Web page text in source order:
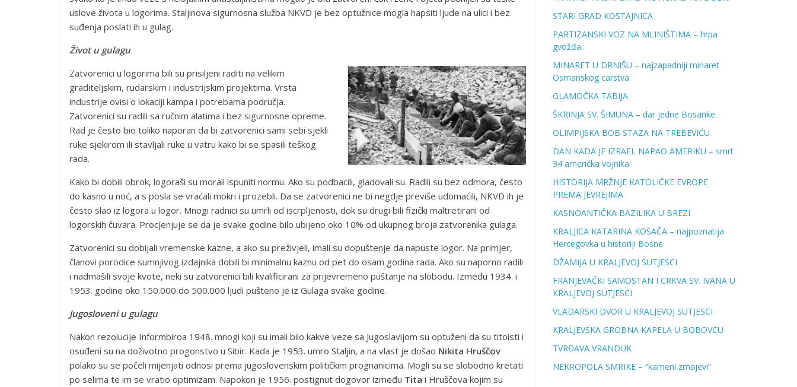
uslove života u logorima. Staljinova sigurnosna služba NKVD je bez optužnice mogla hapsiti ljude na ulici i bez
suđenja poslati ih u gulag.
Život u gulagu
Zatvorenici u logorima bili su prisiljeni raditi na velikim
graditeljskim, rudarskim i industrijskim projektima. Vrsta
industrije ovisi o lokaciji kampa i potrebama područja.
Zatvorenici su radili sa ručnim alatima i bez sigurnosne opreme.
Rad je često bio toliko naporan da bi zatvorenici sami sebi sjekli
ruke sjekirom ili stavljali ruke u vatru kako bi se spasili teškog
rada.
Kako bi dobili obrok, logoraši su morali ispuniti normu. Ako su podbacili, gladovali su. Radili su bez odmora, često
do kasno u noć, a s posla se vraćali mokri i prozebli. Da se zatvorenici ne bi negdje previše udomaćili, NKVD ih je
često slao iz logora u logor. Mnogi radnici su umrli od iscrpljenosti, dok su drugi bili fizički maltretirani od
logorskih čuvara. Procjenjuje se da je svake godine bilo ubijeno oko 10% od ukupnog broja zatvorenika gulaga.
Zatvorenici su dobijali vremenske kazne, a ako su preživjeli, imali su dopuštenje da napuste logor. Na primjer,
članovi porodice sumnjivog izdajnika dobili bi minimalnu kaznu od pet do osam godina rada. Ako su naporno radili
i nadmašili svoje kvote, neki su zatvorenici bili kvalificirani za prijevremeno puštanje na slobodu. Između 1934. i
1953. godine oko 150.000 do 500.000 ljudi pušteno je iz Gulaga svake godine.
Jugosloveni u gulagu
Nakon rezolucije Informbiroa 1948. mnogi koji su imali bilo kakve veze sa Jugoslavijom su optuženi da su titoisti i
osuđeni su na doživotno progonstvo u Sibir. Kada je 1953. umro Staljin, a na vlast je došao Nikita Hruščov
polako su se počeli mijenjati odnosi prema jugoslovenskim političkim prognanicima. Mogli su se slobodno kretati
po selima te im se vratio optimizam. Napokon je 1956. postignut dogovor između Tita i Hruščova kojim su
STARI GRAD KOSTAJNICA
PARTIZANSKI VOZ NA MLINIŠTIMA – hrpa
gvožđa
MINARET U DRNIŠU – najzapadniji minaret
Osmanskog carstva
GLAMOČKA TABIJA
ŠKRINJA SV. ŠIMUNA – dar jedne Bosanke
OLIMPIJSKA BOB STAZA NA TREBEVIĆU
DAN KADA JE IZRAEL NAPAO AMERIKU – smrt
34 američka vojnika
HISTORIJA MRŽNJE KATOLIČKE EVROPE
PREMA JEVREJIMA
KASNOANTIČKA BAZILIKA U BREZI
KRALJICA KATARINA KOSAČA – najpoznatija
Hercegovka u historiji Bosne
DŽAMIJA U KRALJEVOJ SUTJESCI
FRANJEVAČKI SAMOSTAN I CRKVA SV. IVANA U
KRALJEVOJ SUTJESCI
VLADARSKI DVOR U KRALJEVOJ SUTJESCI
KRALJEVSKA GROBNA KAPELA U BOBOVCU
TVRĐAVA VRANDUK
NEKROPOLA SMRIKE – “kameni zmajevi”